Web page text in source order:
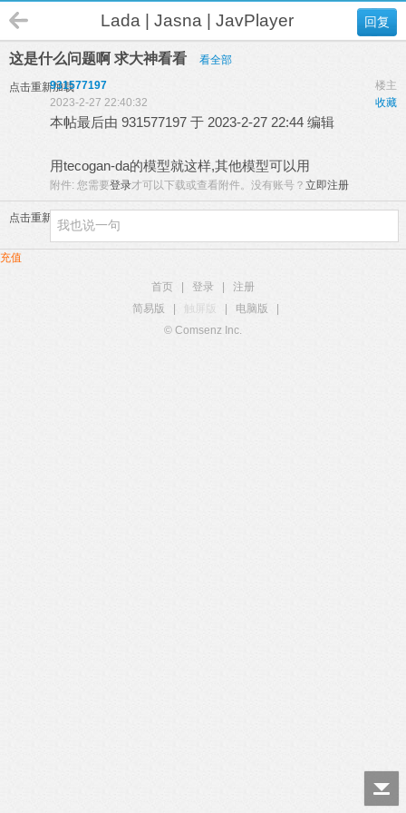
回复
Lada | Jasna | JavPlayer
这是什么问题啊 求大神看看 看全部
点击重新加载 楼主
931577197
收藏
2023-2-27 22:40:32
本帖最后由 931577197 于 2023-2-27 22:44 编辑
用tecogan-da的模型就这样,其他模型可以用
附件: 您需要登录才可以下载或查看附件。没有账号？ 立即注册
点击重新加载
充值
首页 登录
注册
简易版
触屏版 电脑版
© Comsenz Inc.